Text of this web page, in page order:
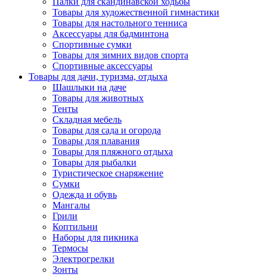
Товары для художественной гимнастики
Товары для настольного тенниса
Аксессуары для бадминтона
Спортивные сумки
Товары для зимних видов спорта
Спортивные аксессуары
Товары для дачи, туризма, отдыха
Шашлыки на даче
Товары для животных
Тенты
Складная мебель
Товары для сада и огорода
Товары для плавания
Товары для пляжного отдыха
Товары для рыбалки
Туристическое снаряжение
Сумки
Одежда и обувь
Мангалы
Грили
Коптильни
Наборы для пикника
Термосы
Электрогрелки
Зонты